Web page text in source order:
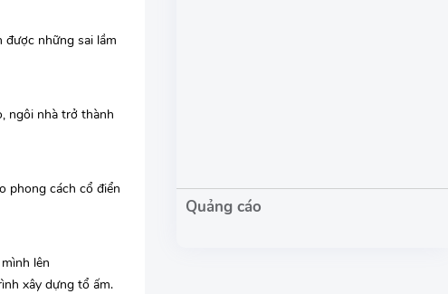
những sai lầm
ngôi nhà trở thành
phong cách cổ điển
lên
xây dựng tổ ấm.